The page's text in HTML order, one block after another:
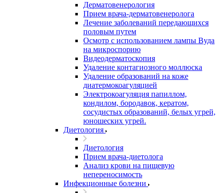
Дерматовенерология
Прием врача-дерматовенеролога
Лечение заболеваний передающихся
половым путем
Осмотр с использованием лампы Вуда
на микроспорию
Видеодерматоскопия
Удаление контагиозного моллюска
Удаление образований на коже
диатермокоагуляцией
Электрокоагуляция папиллом,
кондилом, бородавок, кератом,
сосудистых образований, белых угрей,
юношеских угрей.
Диетология
Диетология
Прием врача-диетолога
Анализ крови на пищевую
непереносимость
Инфекционные болезни